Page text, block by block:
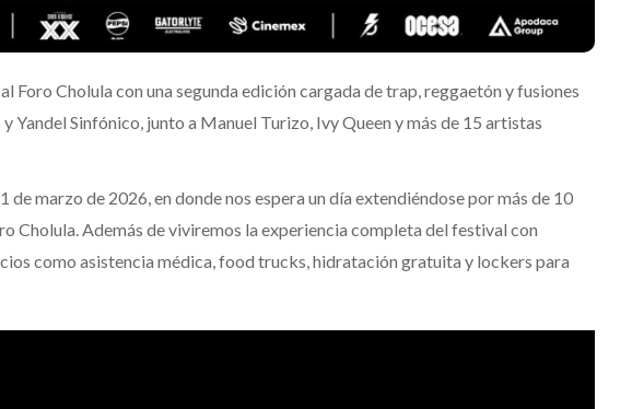
Foro Cholula con una segunda edición cargada de trap, reggaetón y fusiones
Yandel Sinfónico, junto a Manuel Turizo, Ivy Queen y más de 15 artistas
de marzo de 2026, en donde nos espera un día extendiéndose por más de 10
Cholula. Además de viviremos la experiencia completa del festival con
como asistencia médica, food trucks, hidratación gratuita y lockers para